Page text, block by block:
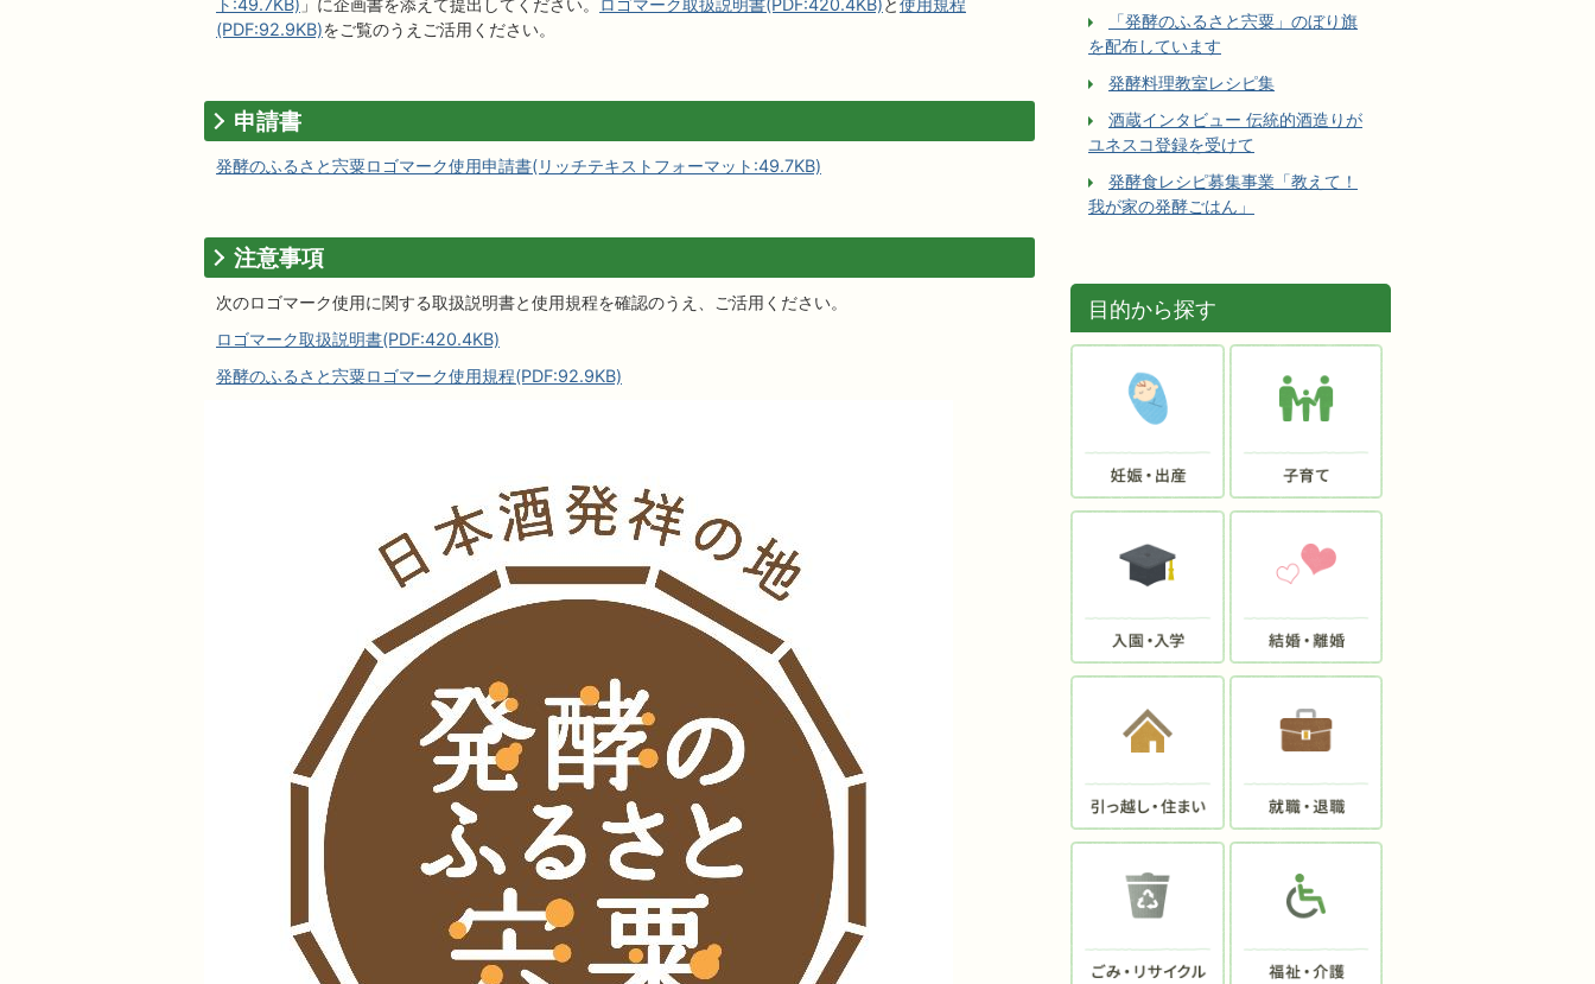
ト:49.7KB) 」に企画書を添えて提出してください。 ロゴマーク取扱説明書(PDF:420.4KB)と使用規程
(PDF:92.9KB)をご覧のうえご活用ください。
申請書
発酵のふるさと宍粟ロゴマーク使用申請書(リッチテキストフォーマット:49.7KB)
注意事項
次のロゴマーク使用に関する取扱説明書と使用規程を確認のうえ、ご活用ください。
ロゴマーク取扱説明書(PDF:420.4KB)
発酵のふるさと宍粟ロゴマーク使用規程(PDF:92.9KB)
「発酵のふるさと宍粟」のぼり旗
を配布しています
発酵料理教室レシピ集
酒蔵インタビュー 伝統的酒造りが
ユネスコ登録を受けて
発酵食レシピ募集事業「教えて！
我が家の発酵ごはん」
目的から探す